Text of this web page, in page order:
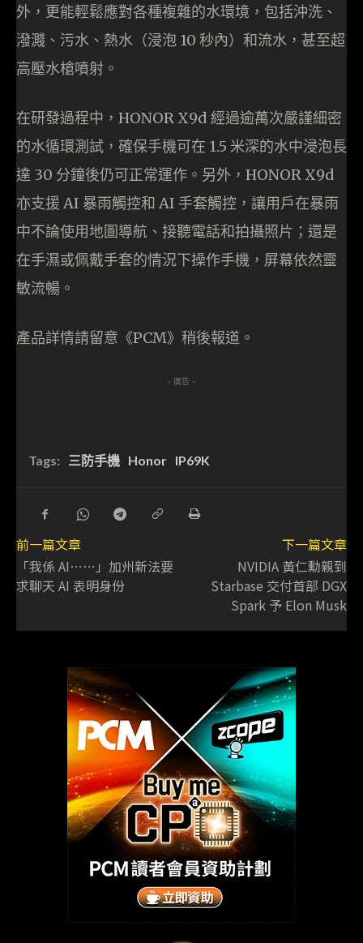
外，更能輕鬆應對各種複雜的水環境，包括沖洗、
潑濺、污水、熱水（浸泡 10 秒內）和流水，甚至超
高壓水槍噴射。
在研發過程中，HONOR X9d 經過逾萬次嚴謹細密
的水循環測試，確保手機可在 1.5 米深的水中浸泡長
達 30 分鐘後仍可正常運作。另外，HONOR X9d
亦支援 AI 暴雨觸控和 AI 手套觸控，讓用戶在暴雨
中不論使用地圖導航、接聽電話和拍攝照片；還是
在手濕或佩戴手套的情況下操作手機，屏幕依然靈
敏流暢。
產品詳情請留意《PCM》稍後報道。
- 廣告 -
Tags: 三防手機 Honor IP69K
前一篇文章
「我係 AI⋯⋯」加州新法要
求聊天 AI 表明身份
下一篇文章
NVIDIA 黃仁勳親到
Starbase 交付首部 DGX
Spark 予 Elon Musk